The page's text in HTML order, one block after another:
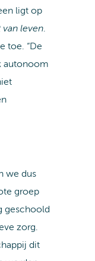
ligt op
leven.
toe. “De
autonoom
we dus
groep
geschoold
zorg.
dit